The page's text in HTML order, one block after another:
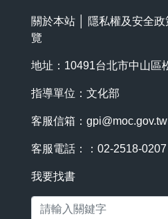
關於本站 隱私權及安全政
覽
地址：10491台北市中山區
指導單位：文化部
客服信箱： gpi@moc.gov.tw
客服電話：：02-2518-
我要找書